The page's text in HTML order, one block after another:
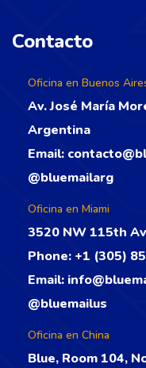
Contacto
Oficina en Buenos
Av. José María
Argentina
Email:
@bluemailarg
Oficina en Miami
3520 NW 115th
Phone: +1 (305)
Email:
@bluemailus
Oficina en China
Blue, Room 104,